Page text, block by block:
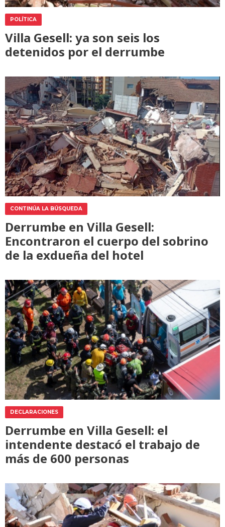
POLÍTICA
Villa Gesell: ya son seis los
detenidos por el derrumbe
CONTINÚA LA BÚSQUEDA
Derrumbe en Villa Gesell:
Encontraron el cuerpo del sobrino
de la exdueña del hotel
DECLARACIONES
Derrumbe en Villa Gesell: el
intendente destacó el trabajo de
más de 600 personas